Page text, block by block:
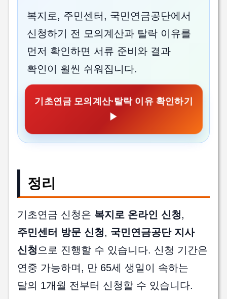
복지로, 주민센터, 국민연금공단에서
신청하기 전 모의계산과 탈락 이유를
먼저 확인하면 서류 준비와 결과
확인이 훨씬 쉬워집니다.
기초연금 모의계산·탈락 이유 확인하기
▶
정리
기초연금 신청은 복지로 온라인 신청,
주민센터 방문 신청, 국민연금공단 지사
신청 으로 진행할 수 있습니다. 신청 기간은
연중 가능하며, 만 65세 생일이 속하는
달의 1개월 전부터 신청할 수 있습니다.